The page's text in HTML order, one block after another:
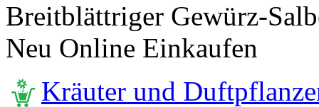
Breitblättriger Gewürz-
Neu Online Einkaufen
Kräuter und